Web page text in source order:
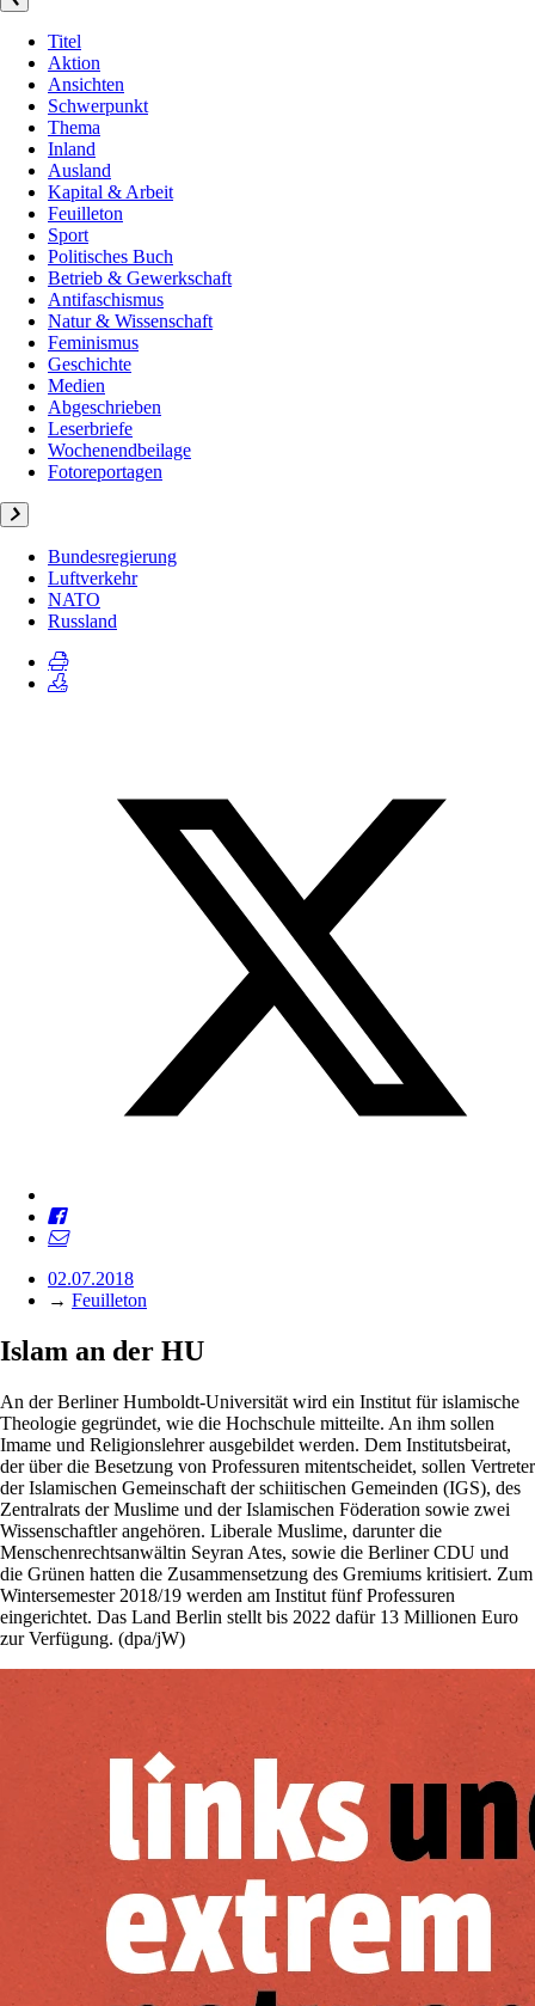
Titel
Aktion
Ansichten
Schwerpunkt
Thema
Inland
Ausland
Kapital & Arbeit
Feuilleton
Sport
Politisches Buch
Betrieb & Gewerkschaft
Antifaschismus
Natur & Wissenschaft
Feminismus
Geschichte
Medien
Abgeschrieben
Leserbriefe
Wochenendbeilage
Fotoreportagen
Bundesregierung
Luftverkehr
NATO
Russland
02.07.2018
→ Feuilleton
Islam an der HU
An der Berliner Humboldt-Universität wird ein Institut für islamische
Theologie gegründet, wie die Hochschule mitteilte. An ihm sollen
Imame und Religionslehrer ausgebildet werden. Dem Institutsbeirat,
der über die Besetzung von Professuren mitentscheidet, sollen Vertreter
der Islamischen Gemeinschaft der schiitischen Gemeinden (IGS), des
Zentralrats der Muslime und der Islamischen Föderation sowie zwei
Wissenschaftler angehören. Liberale Muslime, darunter die
Menschenrechtsanwältin Seyran Ates, sowie die Berliner CDU und
die Grünen hatten die Zusammensetzung des Gremiums kritisiert. Zum
Wintersemester 2018/19 werden am Institut fünf Professuren
eingerichtet. Das Land Berlin stellt bis 2022 dafür 13 Millionen Euro
zur Verfügung. (dpa/jW)